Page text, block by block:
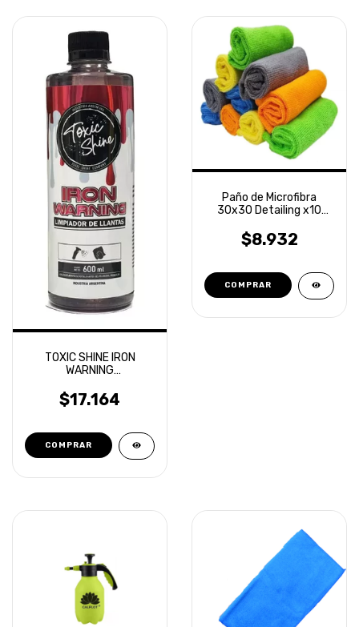
TOXIC SHINE IRON
WARNING
FERRICO 600ML
$17.164
Paño de Microfibra
30x30 Detailing x10
$8.932